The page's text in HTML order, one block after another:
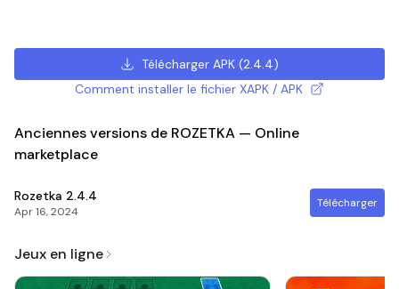
Télécharger APK(2.4.4)
Comment installer le fichier XAPK / APK
Anciennes versions de ROZETKA — Online
marketplace
Rozetka 2.4.4
Apr 16, 2024
Télécharger
Jeux en ligne